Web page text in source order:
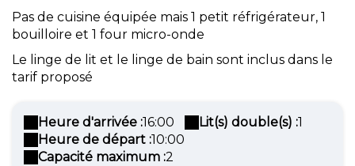
Pas de cuisine équipée mais 1 petit réfrigérateur, 1
bouilloire et 1 four micro-onde
Le linge de lit et le linge de bain sont inclus dans le
tarif proposé
Heure d'arrivée :16:00
Heure de départ :10:00
Capacité maximum :2
Lit(s) double(s) :1